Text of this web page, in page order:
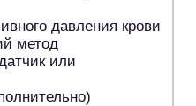
давления крови
метод
или